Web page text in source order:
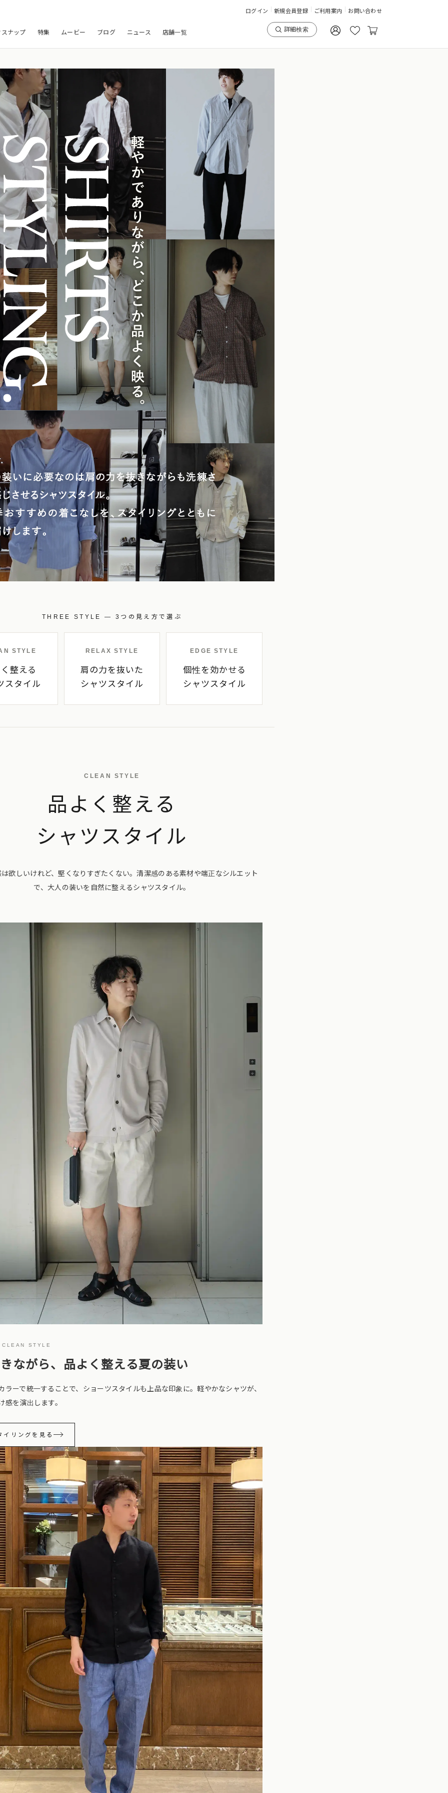
ログイン 新規会員登録 ご利用案内 お問い合わせ
ナップ 特集 ムービー ブログ ニュース 店舗一覧 詳細検索
THREE STYLE — 3つの見え方で選ぶ
STYLE
整える
スタイル
RELAX STYLE
肩の力を抜いた
シャツスタイル
EDGE STYLE
個性を効かせる
シャツスタイル
CLEAN STYLE
品よく整える
シャツスタイル
は欲しいけれど、堅くなりすぎたくない。清潔感のある素材や端正なシルエット
で、大人の装いを自然に整えるシャツスタイル。
STYLE
ながら、品よく整える夏の装い
ラーで統一することで、ショーツスタイルも上品な印象に。軽やかなシャツが、
感を演出します。
イリングを見る